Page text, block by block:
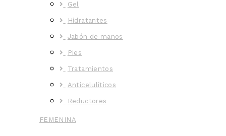
Gel
Hidratantes
Jabón de manos
Pies
Tratamientos
Anticelulíticos
Reductores
FEMENINA